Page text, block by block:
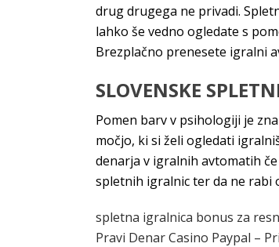
drug drugega ne privadi.
lahko še vedno ogledate s
Brezplačno prenesete igralni
SLOVENSKE
Pomen barv v psihologiji je
močjo, ki si želi ogledati
denarja v igralnih avtomatih
spletnih igralnic ter da ne rabi
spletna igralnica bonus za
Pravi Denar Casino Paypal –